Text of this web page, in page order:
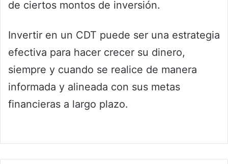
de ciertos montos de inversión.
Invertir en un CDT puede ser una estrategia
efectiva para hacer crecer su dinero,
siempre y cuando se realice de manera
informada y alineada con sus metas
financieras a largo plazo.